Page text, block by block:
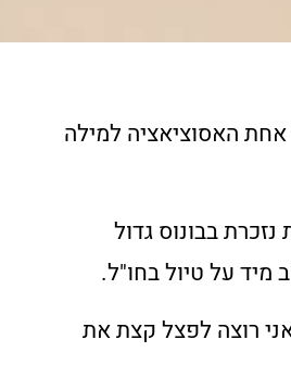
האסוציאציה למילה
בבונוס גדול
מיד על טיול בחו"ל.
רוצה לפצל קצת את